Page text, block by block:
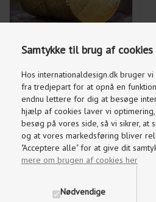
Samtykke til brug af cookies
Hos internationaldesign.dk bruger
fra tredjepart for at opnå en
endnu lettere for dig at besøge
hjælp af cookies laver vi
besøg på vores side, så vi sikrer, at
og at vores markedsføring bliver
"Acceptere alle" for at give dit
mere om brugen af cookies her
Nødvendige
2.490,00 1.992,00 DKK
RAAWII COMPANION TABLE
RED PASSION